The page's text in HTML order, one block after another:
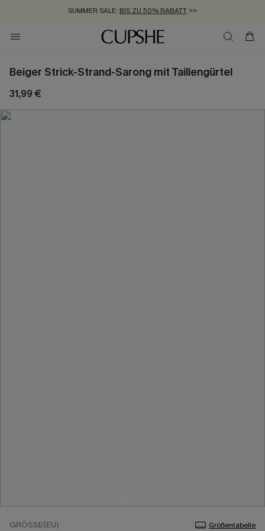
SUMMER SALE: BIS ZU 50% RABATT >>
ZUM NEWSLETTER:BIS ZU -20% EXTRA ERHALTEN
KOSTENLOSER VERSAND AB 89 €
Beiger Strick-Strand-Sarong mit Taillengürtel
31,99 €
GRÖSSE(EU) Größentabelle